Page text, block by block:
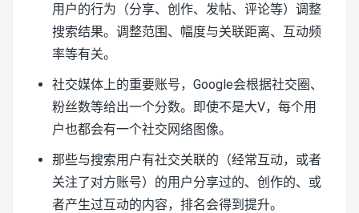
用户的行为（分享、创作、发帖、评论等）调整
搜索结果。调整范围、幅度与关联距离、互动频
率等有关。
社交媒体上的重要账号，Google会根据社交圈、
粉丝数等给出一个分数。即使不是大V，每个用
户也都会有一个社交网络图像。
那些与搜索用户有社交关联的（经常互动，或者
关注了对方账号）的用户分享过的、创作的、或
者产生过互动的内容，排名会得到提升。